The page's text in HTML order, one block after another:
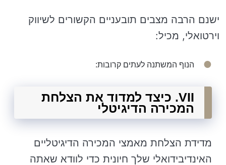
ישנם הרבה מצבים תובעניים הקשורים לשיווק
וירטואלי, מכיל:
הנוף המשתנה לעתים קרובות:
VII. כיצד למדוד את הצלחת
המכירה הדיגיטלי
מדידת הצלחת מאמצי המכירה הדיגיטליים
האינדיבידואלי שלך חיונית כדי לוודא שאתה